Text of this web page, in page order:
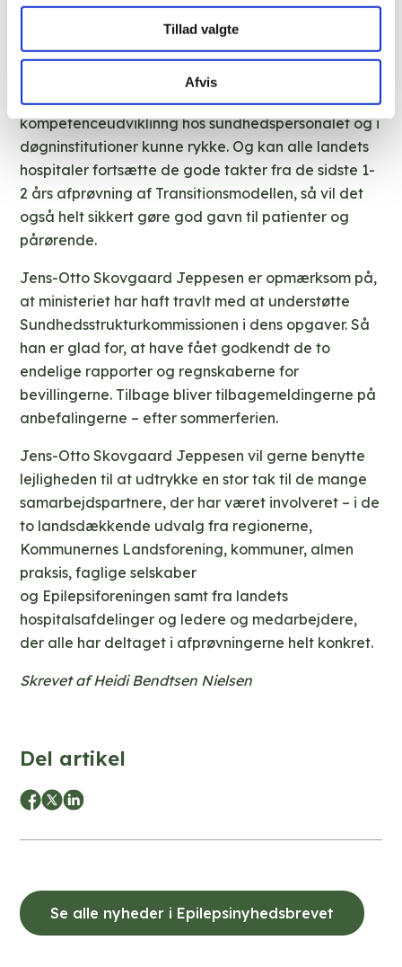
Tillad valgte
Afvis
indenfor epilepsi til at understøtte landets
kommuner i opdateret sundhedsfaglig viden om
epilepsi til kommunerne og i realiteten hele
sundhedsvæsenet står højt på ønskesedlen. Det vil
sammen med initiativer til øget
kompetenceudviklinng hos sundhedspersonalet og i
døgninstitutioner kunne rykke. Og kan alle landets
hospitaler fortsætte de gode takter fra de sidste 1-
2 års afprøvning af Transitionsmodellen, så vil det
også helt sikkert gøre god gavn til patienter og
pårørende.
Jens-Otto Skovgaard Jeppesen er opmærksom på,
at ministeriet har haft travlt med at understøtte
Sundhedsstrukturkommissionen i dens opgaver. Så
han er glad for, at have fået godkendt de to
endelige rapporter og regnskaberne for
bevillingerne. Tilbage bliver tilbagemeldingerne på
anbefalingerne – efter sommerferien.
Jens-Otto Skovgaard Jeppesen vil gerne benytte
lejligheden til at udtrykke en stor tak til de mange
samarbejdspartnere, der har været involveret – i de
to landsdækkende udvalg fra regionerne,
Kommunernes Landsforening, kommuner, almen
praksis, faglige selskaber
og Epilepsiforeningen samt fra landets
hospitalsafdelinger og ledere og medarbejdere,
der alle har deltaget i afprøvningerne helt konkret.
Skrevet af Heidi Bendtsen Nielsen
Del artikel
Se alle nyheder i Epilepsinyhedsbrevet